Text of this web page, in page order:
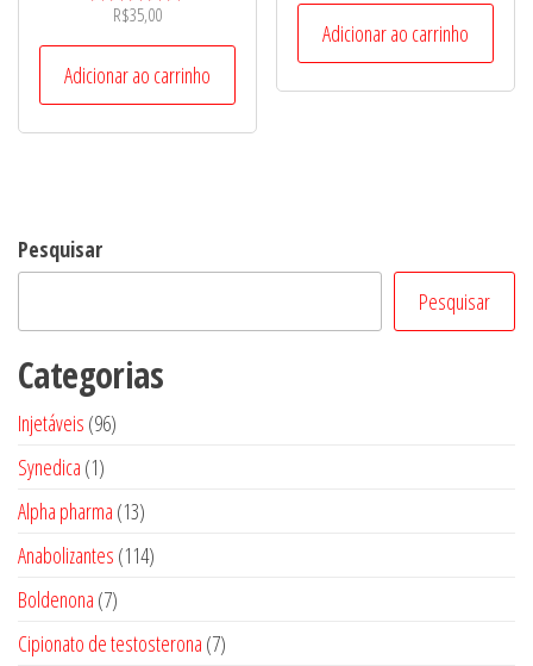
Avaliação
R$35,00
Adicionar ao carrinho
Adicionar ao carrinho
Pesquisar
Pesquisar
Categorias
Injetáveis 9696
Synedica 11
produto
Alpha pharma 1313
produtos
Anabolizantes 114114
Boldenona 77
produtos
Cipionato de testosterona 77